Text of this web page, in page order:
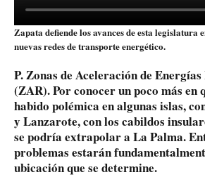
Zapata defiende los avances de esta legislatura
nuevas redes de transporte energético.
P. Zonas de Aceleración de Energías
(ZAR). Por conocer un poco más en
habido polémica en algunas islas,
y Lanzarote, con los cabildos
se podría extrapolar a La Palma.
problemas estarán
ubicación que se determine.